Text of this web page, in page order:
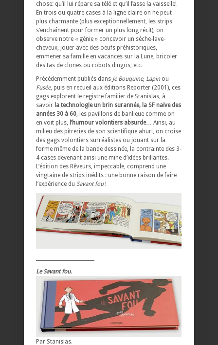
chose: qu’il lui répare sa télé et qu’il fasse la vaisselle!
En trois ou quatre cases à la ligne claire on ne peut
plus charmante (plus exceptionnellement, les strips
s’enchaînent pour former un plus long récit), on
observe notre « génie » concevoir un sèche-lave-
cheveux, jouer avec des oeufs préhistoriques,
emmener sa famille en vacances sur la Lune, bricoler
des tas de clones ou robots dingos, etc.
Précédemment publiés dans Je Bouquine, Lapinou
Fusée, puis en recueil aux éditions Reporter (2001), ces
gags explorent le registre familier de Stanislas, à
savoir la technologie un brin surannée, la SF naïve des
années 30 à 60, les pavillons de banlieue comme on
en voit plus, l’humour volontiers absurde… Ainsi, au
milieu des pitreries de son scientifique ahuri, on croise
des gags volontiers surréalistes ou jouant sur la
forme même de la bande dessinée, la contrainte des 3-
4 cases devenant ainsi une mine d’idées brillantes.
L’édition des Rêveurs, impeccable, comprend une
vingtaine de strips inédits : une bonne raison de faire
l’expérience du Savant fou!
Le Savant fou.
Par Stanislas.